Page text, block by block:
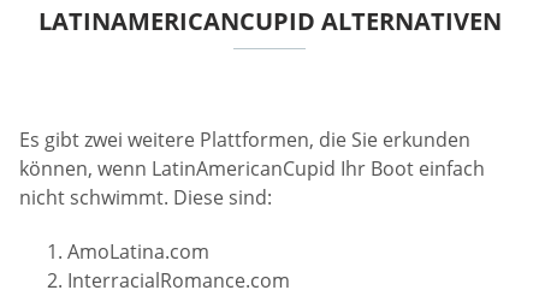
LATINAMERICANCUPID ALTERNATIVEN
Es gibt zwei weitere Plattformen, die Sie erkunden
können, wenn LatinAmericanCupid Ihr Boot einfach
nicht schwimmt. Diese sind:
AmoLatina.com
InterracialRomance.com